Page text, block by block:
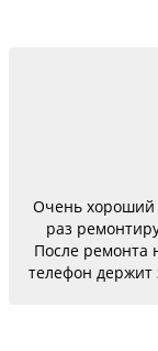
Очень хороший
раз
После ремонта
телефон
сегодня